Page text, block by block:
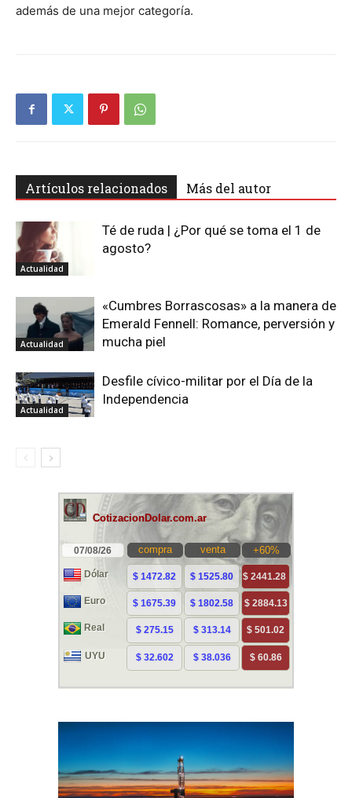
además de una mejor categoría.
Artículos relacionados Más del autor
Actualidad
Té de ruda | ¿Por qué se toma el 1 de
agosto?
Actualidad
«Cumbres Borrascosas» a la manera de
Emerald Fennell: Romance, perversión y
mucha piel
Actualidad
Desfile cívico-militar por el Día de la
Independencia